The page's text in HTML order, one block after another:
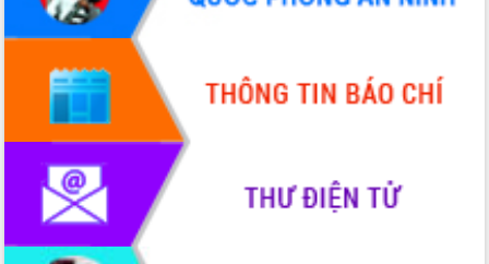
Đắk Lắk nâng cao hiệu quả công tác
Đảng từ Sổ tay đảng viên điện tử
Đắk Lắk đẩy mạnh nuôi biển công
nghệ, hướng tới phát triển thủy sản
bền vững
Tập huấn nâng cao năng lực triển khai
chuyển đổi số cho cán bộ, công chức
cấp xã
Đắk Lắk phát động hưởng ứng Ngày
Quyền của người tiêu dùng Việt Nam
2026